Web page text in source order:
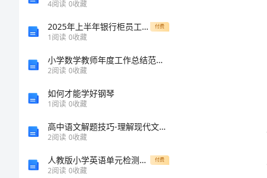
4阅读 0收藏
2025年上半年银行柜员工作总结精选 付费
1阅读 0收藏
小学数学教师年度工作总结范例5篇
2阅读 0收藏
如何才能学好钢琴
1阅读 0收藏
高中语文解题技巧-理解现代文中重要词语和句子的含意
2阅读 0收藏
人教版小学英语单元检测题三年级第5单元测试 付费
2阅读 0收藏